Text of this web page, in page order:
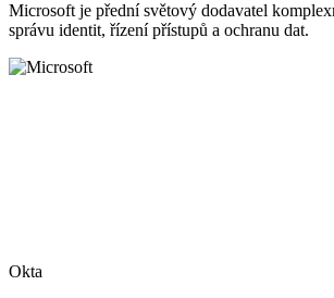
Microsoft je přední světový dodavatel
správu identit, řízení přístupů a ochranu dat.
Okta